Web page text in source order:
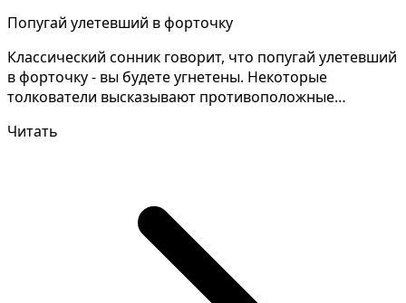
Попугай улетевший в форточку
Классический сонник говорит, что попугай улетевший
в форточку - вы будете угнетены. Некоторые
толкователи высказывают противоположные
Читать